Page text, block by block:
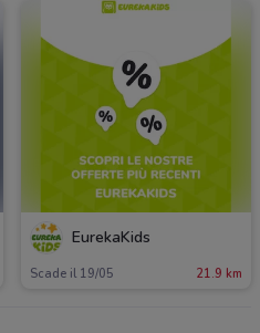
EurekaKids
Scade il 19/05 21.9 km